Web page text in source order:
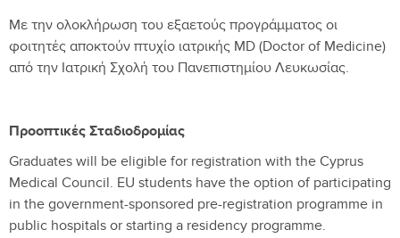
Με την ολοκλήρωση του εξαετούς προγράμματος οι
φοιτητές αποκτούν πτυχίο ιατρικής MD (Doctor of Medicine)
από την Ιατρική Σχολή του Πανεπιστημίου Λευκωσίας.
Προοπτικές Σταδιοδρομίας
Graduates will be eligible for registration with the Cyprus
Medical Council. EU students have the option of participating
in the government-sponsored pre-registration programme in
public hospitals or starting a residency programme.